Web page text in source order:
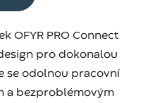
OFYR PRO Connect
pro dokonalou
se odolnou pracovní
a bezproblémovým